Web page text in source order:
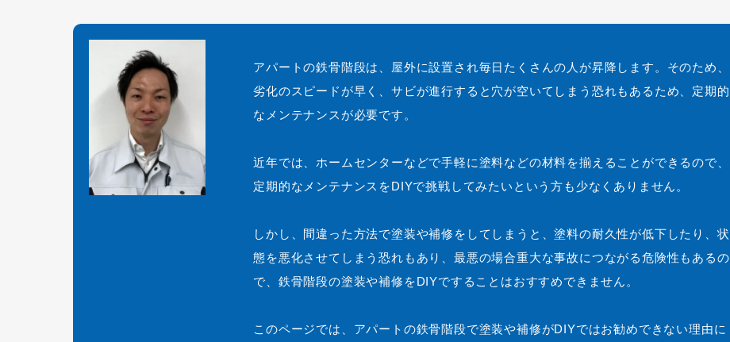
アパートの鉄骨階段は、屋外に設置され毎日たくさんの人が昇降します。そのため、
劣化のスピードが早く、サビが進行すると穴が空いてしまう恐れもあるため、定期的
なメンテナンスが必要です。
近年では、ホームセンターなどで手軽に塗料などの材料を揃えることができるので、
定期的なメンテナンスをDIYで挑戦してみたいという方も少なくありません。
しかし、間違った方法で塗装や補修をしてしまうと、塗料の耐久性が低下したり、状
態を悪化させてしまう恐れもあり、最悪の場合重大な事故につながる危険性もあるの
で、鉄骨階段の塗装や補修をDIYですることはおすすめできません。
このページでは、アパートの鉄骨階段で塗装や補修がDIYではお勧めできない理由に